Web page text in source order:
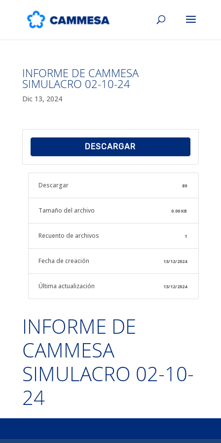
INFORME DE CAMMESA
SIMULACRO 02-10-24
Dic 13, 2024
DESCARGAR
Descargar 89
Tamaño del archivo 0.00 KB
Recuento de archivos 1
Fecha de creación 13/12/2024
Última actualización 13/12/2024
INFORME DE
CAMMESA
SIMULACRO 02-10-
24